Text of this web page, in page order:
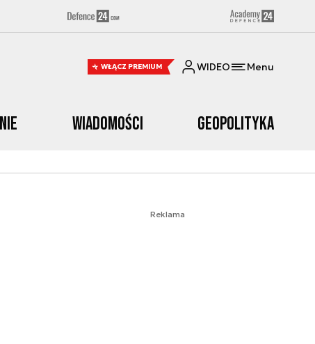
WŁĄCZ PREMIUM WIDEO Menu
Wiadomości Geopolityka
Reklama